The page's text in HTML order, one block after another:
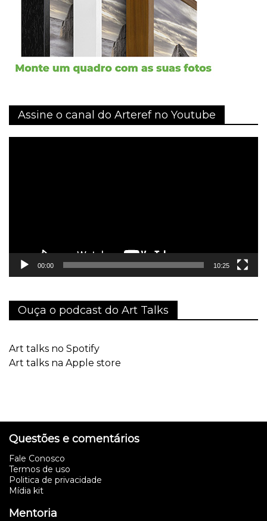
Assine o canal do Arteref no Youtube
00:00 10:25
Ouça o podcast do Art Talks
Art talks no Spotify
Art talks na Apple store
Questões e comentários
Fale Conosco
Termos de uso
Politica de privacidade
Mídia kit
Mentoria